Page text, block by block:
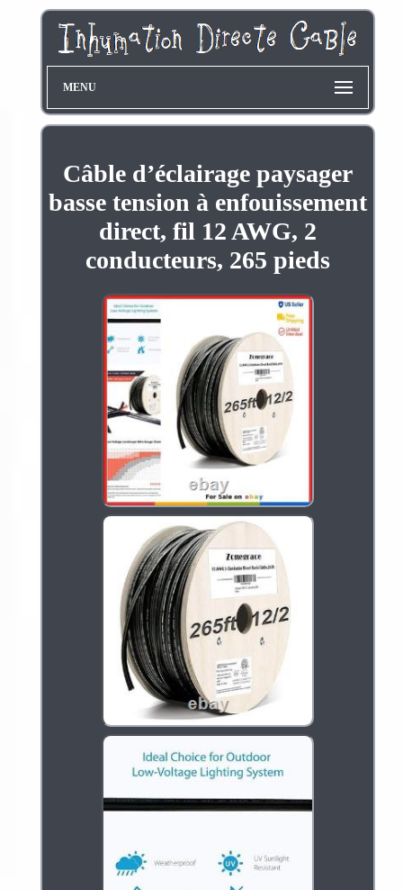
MENU
Câble d’éclairage paysager
basse tension à enfouissement
direct, fil 12 AWG, 2
conducteurs, 265 pieds